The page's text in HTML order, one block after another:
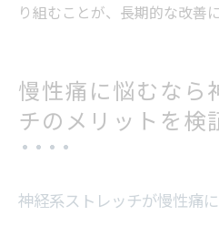
り組むことが、長期的な改善
慢性痛に悩むなら
チのメリットを検
神経系ストレッチが慢性痛